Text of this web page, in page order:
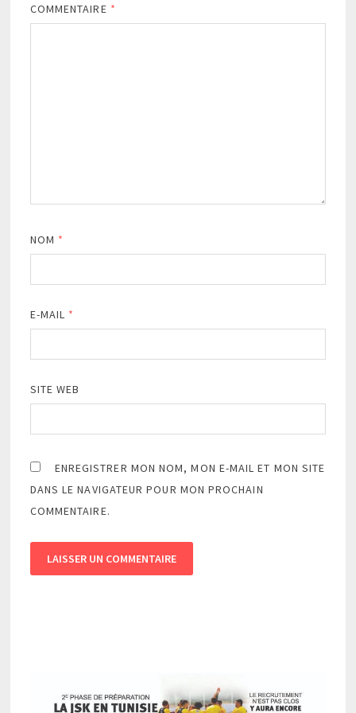
COMMENTAIRE *
NOM *
E-MAIL *
SITE WEB
ENREGISTRER MON NOM, MON E-MAIL ET MON SITE
DANS LE NAVIGATEUR POUR MON PROCHAIN
COMMENTAIRE.